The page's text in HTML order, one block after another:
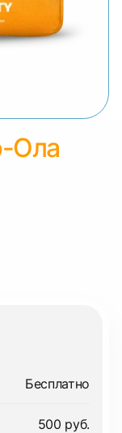
Ола
Бесплатно
500 руб.